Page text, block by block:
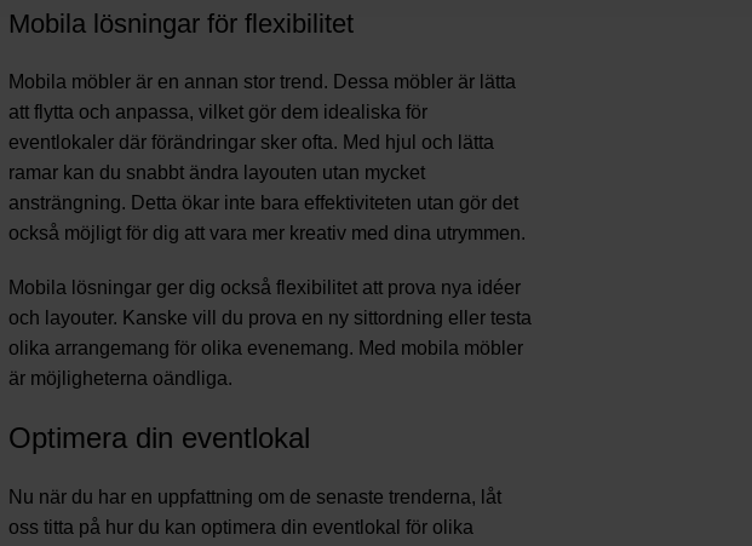
Mobila lösningar för flexibilitet
Mobila möbler är en annan stor trend. Dessa möbler är lätta
att flytta och anpassa, vilket gör dem idealiska för
eventlokaler där förändringar sker ofta. Med hjul och lätta
ramar kan du snabbt ändra layouten utan mycket
ansträngning. Detta ökar inte bara effektiviteten utan gör det
också möjligt för dig att vara mer kreativ med dina utrymmen.
Mobila lösningar ger dig också flexibilitet att prova nya idéer
och layouter. Kanske vill du prova en ny sittordning eller testa
olika arrangemang för olika evenemang. Med mobila möbler
är möjligheterna oändliga.
Optimera din eventlokal
Nu när du har en uppfattning om de senaste trenderna, låt
oss titta på hur du kan optimera din eventlokal för olika